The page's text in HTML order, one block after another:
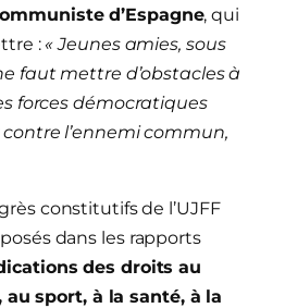
d’Espagne, qui
: « Jeunes amies, sous
faut mettre d’obstacles à
forces démocratiques
l’ennemi commun,
constitutifs de l’UJFF
dans les rapports
des droits au
sport, à la santé, à la